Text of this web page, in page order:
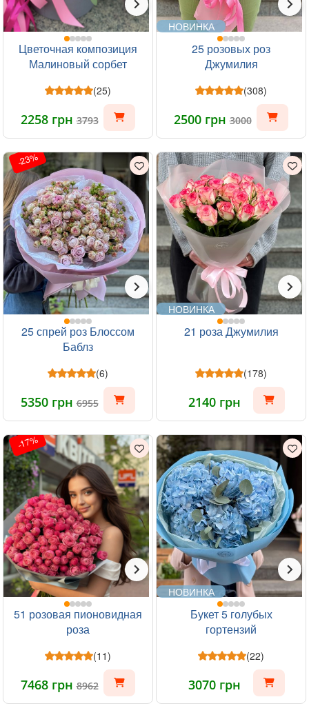
Цветочная композиция
Малиновый сорбет
(25)
2258 грн3793
НОВИНКА
25 розовых роз
Джумилия
(308)
2500 грн3000
-23%
25 спрей роз Блоссом
Баблз
(6)
5350 грн6955
НОВИНКА
21 роза Джумилия
(178)
2140 грн
-17%
51 розовая пионовидная
роза
(11)
7468 грн8962
НОВИНКА
Букет 5 голубых
гортензий
(22)
3070 грн